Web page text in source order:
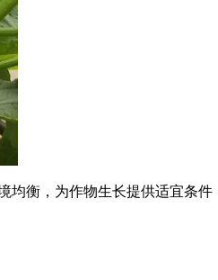
均衡，为作物生长提供适宜条件